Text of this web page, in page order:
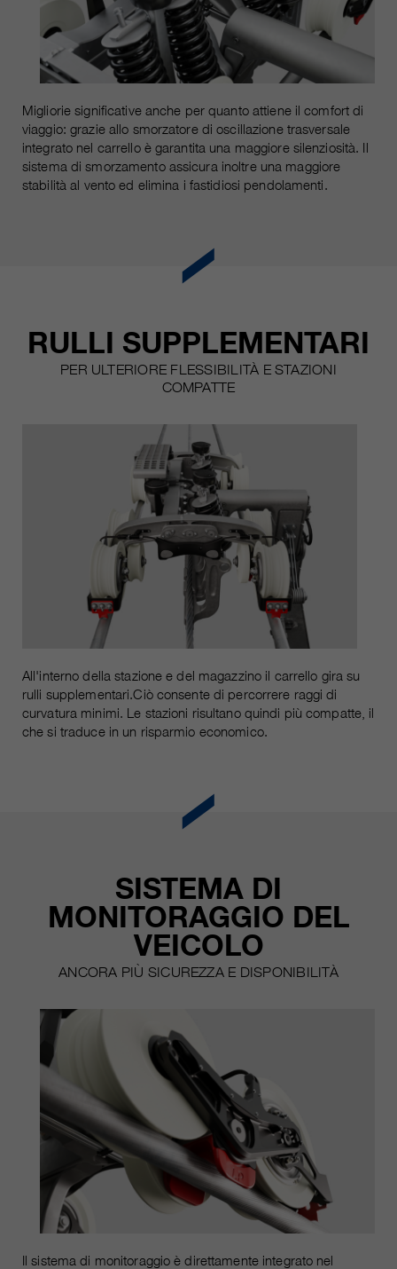
Migliorie significative anche per quanto attiene il comfort di
viaggio: grazie allo smorzatore di oscillazione trasversale
integrato nel carrello è garantita una maggiore silenziosità. Il
sistema di smorzamento assicura inoltre una maggiore
stabilità al vento ed elimina i fastidiosi pendolamenti.
RULLI SUPPLEMENTARI
PER ULTERIORE FLESSIBILITÀ E STAZIONI
COMPATTE
All'interno della stazione e del magazzino il carrello gira su
rulli supplementari.Ciò consente di percorrere raggi di
curvatura minimi. Le stazioni risultano quindi più compatte, il
che si traduce in un risparmio economico.
SISTEMA DI
MONITORAGGIO DEL
VEICOLO
ANCORA PIÙ SICUREZZA E DISPONIBILITÀ
Il sistema di monitoraggio è direttamente integrato nel